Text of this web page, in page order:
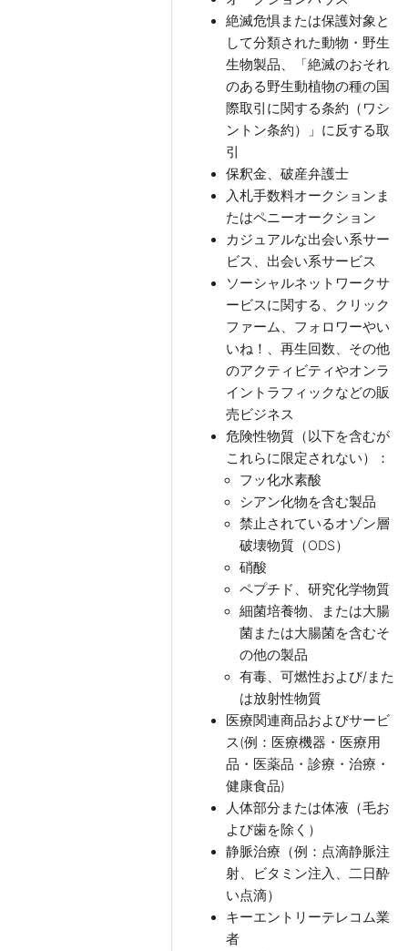
絶滅危惧または保護対象と
して分類された動物・野生
生物製品、「絶滅のおそれ
のある野生動植物の種の国
際取引に関する条約（ワシ
ントン条約）」に反する取
引
保釈金、破産弁護士
入札手数料オークションま
たはペニーオークション
カジュアルな出会い系サー
ビス、出会い系サービス
ソーシャルネットワークサ
ービスに関する、クリック
ファーム、フォロワーやい
いね！、再生回数、その他
のアクティビティやオンラ
イントラフィックなどの販
売ビジネス
危険性物質（以下を含むが
これらに限定されない）：
フッ化水素酸
シアン化物を含む製品
禁止されているオゾン層
破壊物質（ODS）
硝酸
ペプチド、研究化学物質
細菌培養物、または大腸
菌または大腸菌を含むそ
の他の製品
有毒、可燃性および/また
は放射性物質
医療関連商品およびサービ
ス(例：医療機器・医療用
品・医薬品・診療・治療・
健康食品)
人体部分または体液（毛お
よび歯を除く）
静脈治療（例：点滴静脈注
射、ビタミン注入、二日酔
い点滴）
キーエントリーテレコム業
者